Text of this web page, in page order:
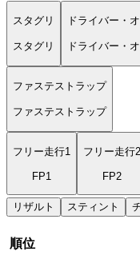
スタグリ
スタグリ
ドライバー・
ドライバー・
ファステストラップ
ファステストラップ
フリー走行1
FP1
フリー走行2
FP2
リザルト スティント
順位